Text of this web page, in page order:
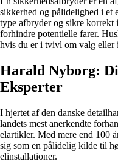
sikkerhed og pålidelighed i et
type afbryder og sikre korrekt
forhindre potentielle farer.
hvis du er i tvivl om valg eller
Harald Nyborg:
Eksperter
I hjertet af den danske
landets mest anerkendte
elartikler. Med mere end 100
sig som en pålidelig kilde til
elinstallationer.